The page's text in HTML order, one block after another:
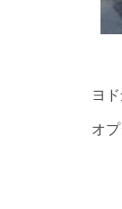
ヨ
オ